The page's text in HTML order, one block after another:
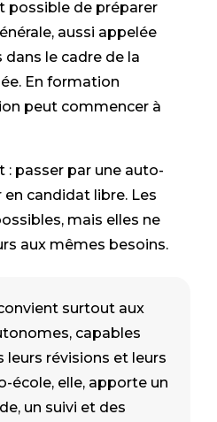
possible de préparer
aussi appelée
dans le cadre de la
En formation
peut commencer à
passer par une auto-
candidat libre. Les
mais elles ne
aux mêmes besoins.
surtout aux
capables
leurs révisions et leurs
école, elle, apporte un
un suivi et des